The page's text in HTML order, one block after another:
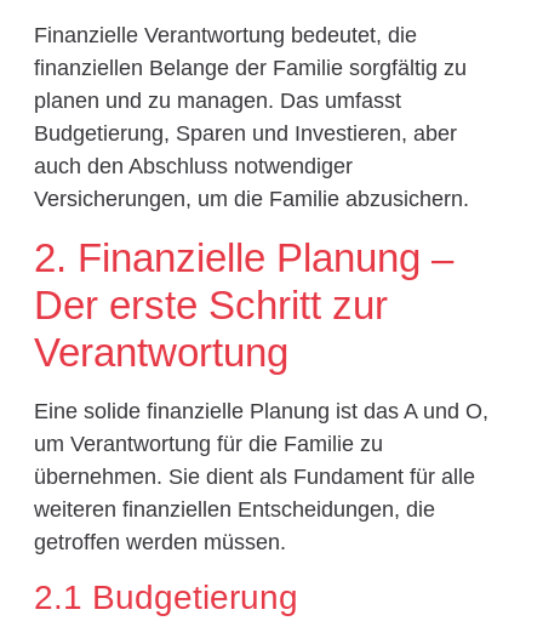
Finanzielle Verantwortung bedeutet, die
finanziellen Belange der Familie sorgfältig zu
planen und zu managen. Das umfasst
Budgetierung, Sparen und Investieren, aber
auch den Abschluss notwendiger
Versicherungen, um die Familie abzusichern.
2. Finanzielle Planung –
Der erste Schritt zur
Verantwortung
Eine solide finanzielle Planung ist das A und O,
um Verantwortung für die Familie zu
übernehmen. Sie dient als Fundament für alle
weiteren finanziellen Entscheidungen, die
getroffen werden müssen.
2.1 Budgetierung